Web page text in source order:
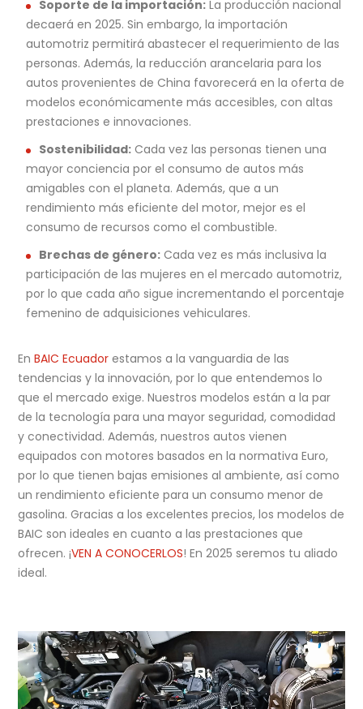
Soporte de la importación: La producción nacional
decaerá en 2025. Sin embargo, la importación
automotriz permitirá abastecer el requerimiento de las
personas. Además, la reducción arancelaria para los
autos provenientes de China favorecerá en la oferta de
modelos económicamente más accesibles, con altas
prestaciones e innovaciones.
Sostenibilidad: Cada vez las personas tienen una
mayor conciencia por el consumo de autos más
amigables con el planeta. Además, que a un
rendimiento más eficiente del motor, mejor es el
consumo de recursos como el combustible.
Brechas de género: Cada vez es más inclusiva la
participación de las mujeres en el mercado automotriz,
por lo que cada año sigue incrementando el porcentaje
femenino de adquisiciones vehiculares.
EnBAIC Ecuador estamos a la vanguardia de las
tendencias y la innovación, por lo que entendemos lo
que el mercado exige. Nuestros modelos están a la par
de la tecnología para una mayor seguridad, comodidad
y conectividad. Además, nuestros autos vienen
equipados con motores basados en la normativa Euro,
por lo que tienen bajas emisiones al ambiente, así como
un rendimiento eficiente para un consumo menor de
gasolina. Gracias a los excelentes precios, los modelos de
BAIC son ideales en cuanto a las prestaciones que
ofrecen. ¡VEN A CONOCERLOS! En 2025 seremos tu aliado
ideal.